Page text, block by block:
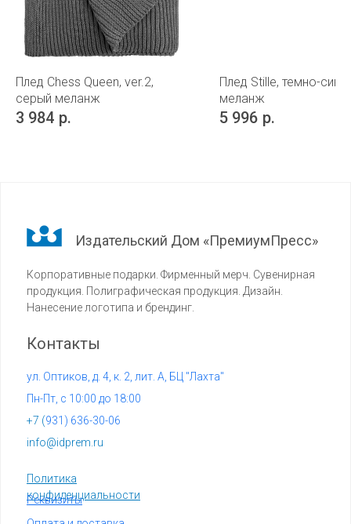
Плед Chess Queen, ver.2,
серый меланж
3 984 р.
Плед Stille, темно-
меланж
5 996 р.
Издательский Дом «ПремиумПресс»
Корпоративные подарки. Фирменный мерч. Сувенирная
продукция. Полиграфическая продукция. Дизайн.
Нанесение логотипа и брендинг.
info@idprem.ru
Контакты
Политика
конфиденциальности
+7 (931) 636-30-06
Реквизиты
ул. Оптиков, д. 4, к. 2, лит. А, БЦ "Лахта"
Пн-Пт, с 10:00 до 18:00